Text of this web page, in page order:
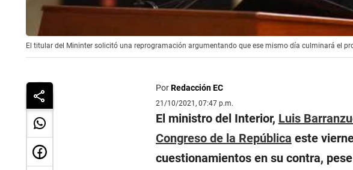
El titular del Mininter solicitó una reprogramación argumentando que ese mismo día culminará el
PorRedacción EC
21/10/2021, 07:47 p.m.
El ministro del Interior, Luis
Congreso de la República este
cuestionamientos en su contra,